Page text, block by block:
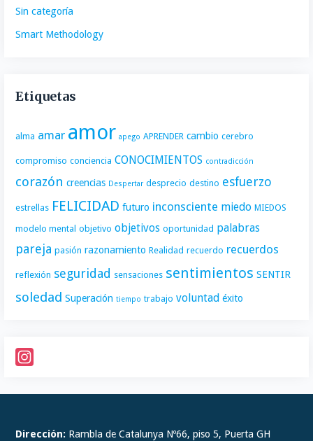
Sin categoría
Smart Methodology
Etiquetas
alma amar amor apego APRENDER cambio cerebro
compromiso conciencia CONOCIMIENTOS contradicción
corazón creencias Despertar desprecio destino esfuerzo
estrellas FELICIDAD futuro inconsciente miedo MIEDOS
modelo mental objetivo objetivos oportunidad palabras
pareja pasión razonamiento Realidad recuerdo recuerdos
reflexión seguridad sensaciones sentimientos SENTIR
soledad Superación tiempo trabajo voluntad éxito
n
t
Dirección: Rambla de Catalunya Nº66, piso 5, Puerta GH